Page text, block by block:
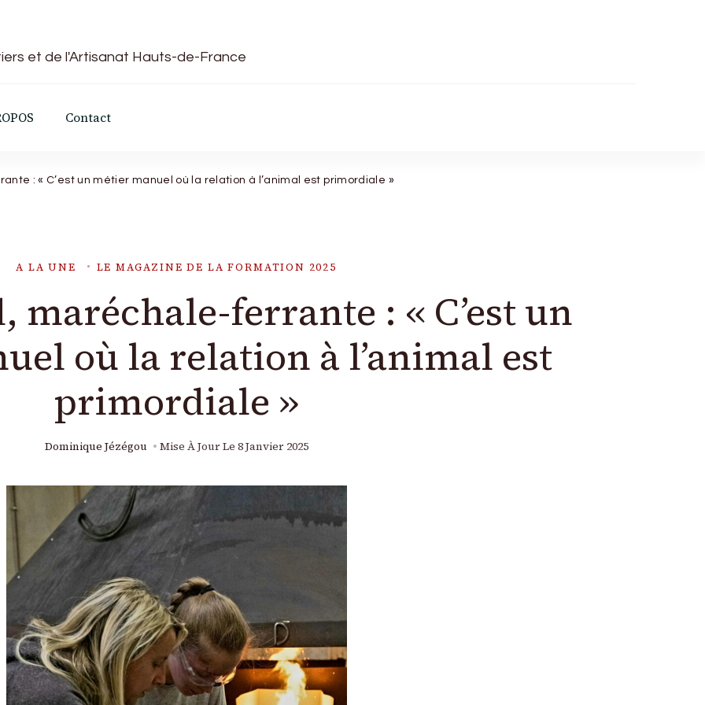
et de l'Artisanat Hauts-de-France
Contact
: « C’est un métier manuel où la relation à l’animal est primordiale »
A LA UNE LE MAGAZINE DE LA FORMATION 2025
maréchale-ferrante : « C’est un
où la relation à l’animal est
primordiale »
Dominique Jézégou Mise À Jour Le 8 Janvier 2025